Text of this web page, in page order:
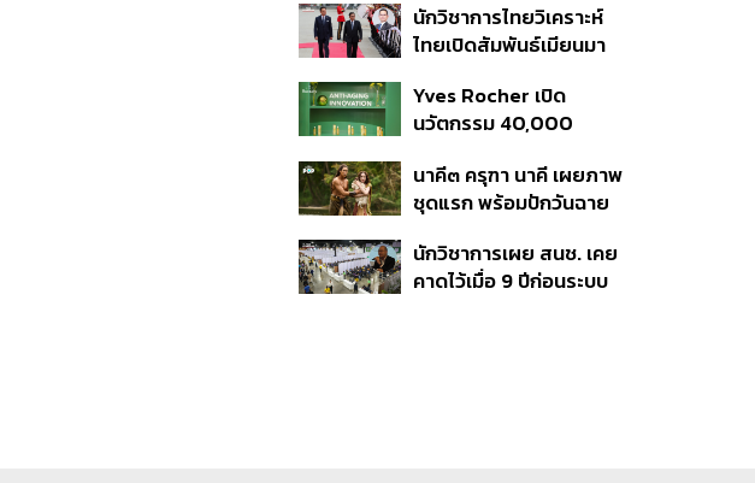
ตรวจสอบทั้งหมดแล้ว
นักวิชาการไทยวิเคราะห์
ไทยเปิดสัมพันธ์เมียนมา
ได้ถึงจุดไหน
Yves Rocher เปิด
นวัตกรรม 40,000
ใหม่
นาคี๓ ครุฑา นาคี เผยภาพ
ชุดแรก พร้อมปักวันฉาย
นักวิชาการเผย สนช. เคย
คาดไว้เมื่อ 9 ปีก่อนระบบ